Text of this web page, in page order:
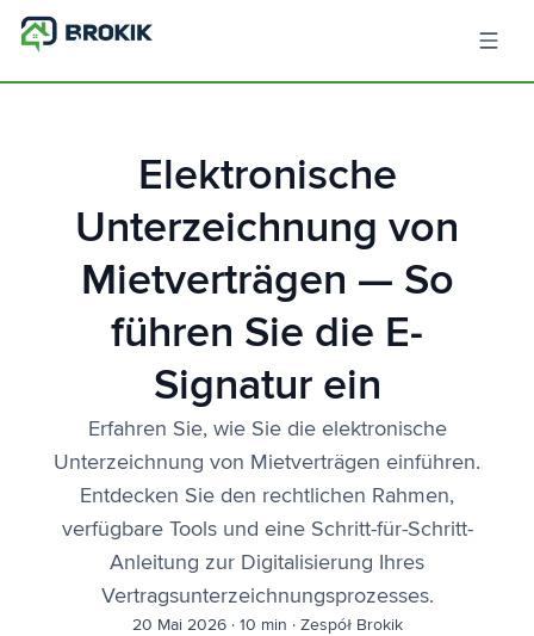
Elektronische
Unterzeichnung von
Mietverträgen — So
führen Sie die E-
Signatur ein
Erfahren Sie, wie Sie die elektronische
Unterzeichnung von Mietverträgen einführen.
Entdecken Sie den rechtlichen Rahmen,
verfügbare Tools und eine Schritt-für-Schritt-
Anleitung zur Digitalisierung Ihres
Vertragsunterzeichnungsprozesses.
20 Mai 2026· 10 min · Zespół Brokik